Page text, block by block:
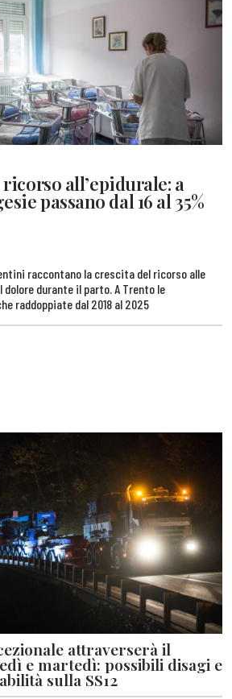
all’epidurale: a
passano dal 16 al 35%
raccontano la crescita del ricorso alle
durante il parto. A Trento le
raddoppiate dal 2018 al 2025
attraverserà il
e martedì: possibili disagi e
sulla SS12